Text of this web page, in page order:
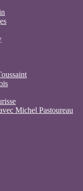
Michel Pastoureau